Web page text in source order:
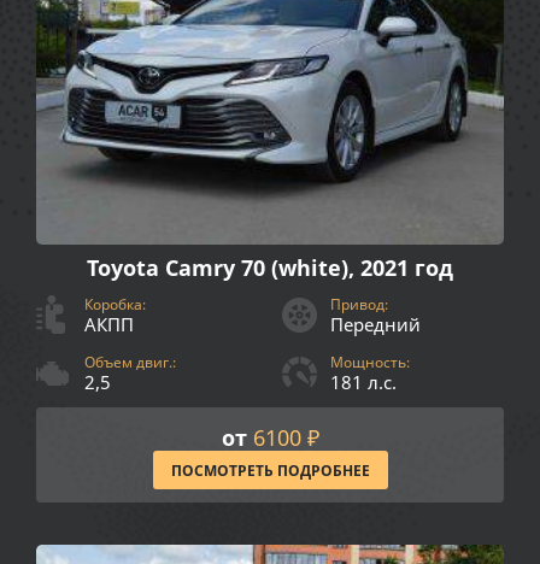
Toyota Camry 70 (white), 2021 год
Коробка:
АКПП
Привод:
Передний
Объем двиг.:
2,5
Мощность:
181 л.с.
от 6100 ₽
ПОСМОТРЕТЬ ПОДРОБНЕЕ